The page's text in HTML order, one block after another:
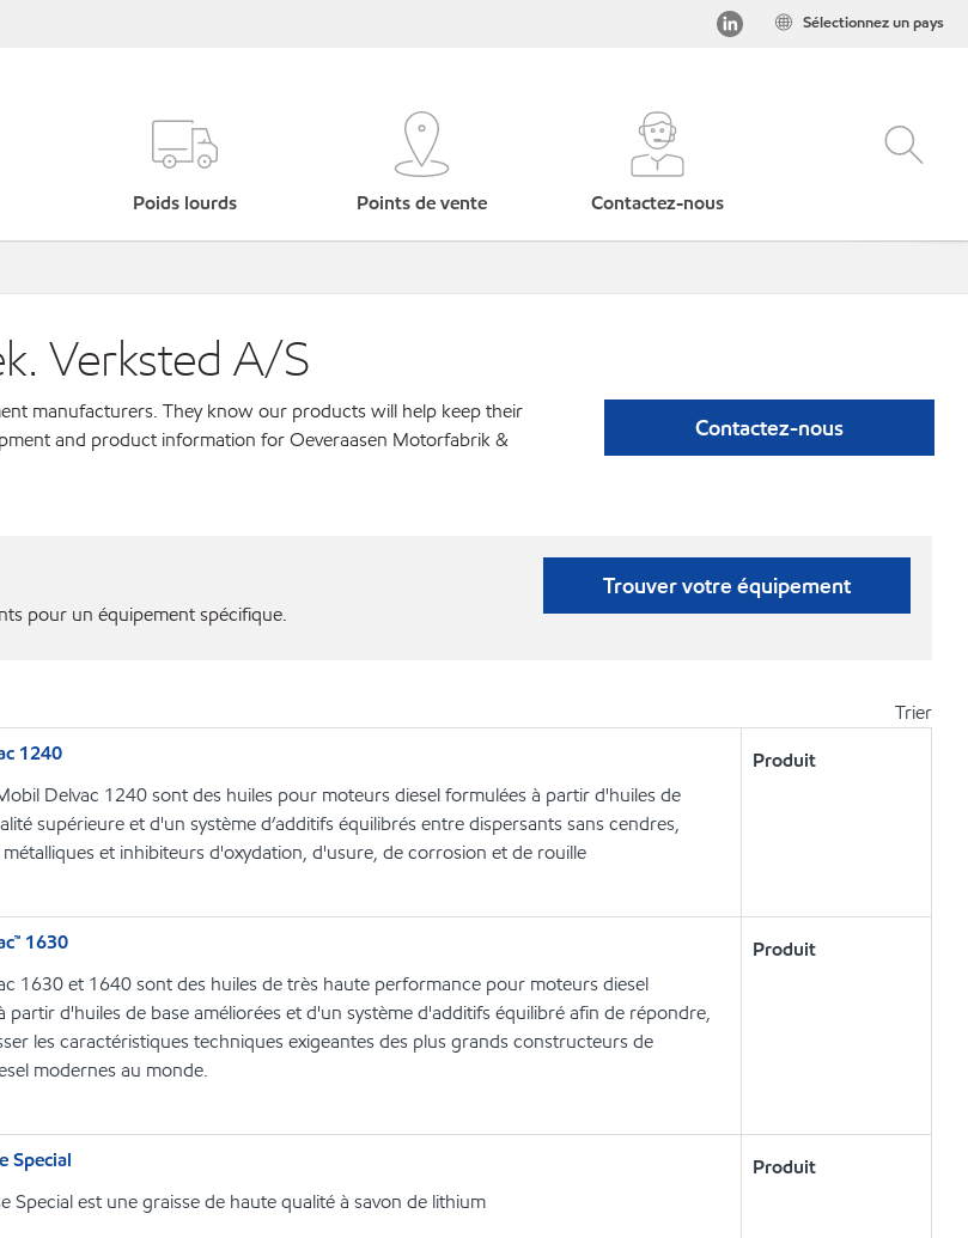
Sélectionnez un pays
Poids lourds Points de vente Contactez-nous
Verksted A/S
manufacturers. They know our products will help keep their
and product information for Oeveraasen Motorfabrik &
Contactez-nous
pour un équipement spécifique.
Trouver votre équipement
Trier
1240
Delvac 1240 sont des huiles pour moteurs diesel formulées à partir d'huiles de
supérieure et d'un système d’additifs équilibrés entre dispersants sans cendres,
et inhibiteurs d'oxydation, d'usure, de corrosion et de rouille
Produit
1630
1630 et 1640 sont des huiles de très haute performance pour moteurs diesel
partir d'huiles de base améliorées et d'un système d'additifs équilibré afin de répondre,
les caractéristiques techniques exigeantes des plus grands constructeurs de
modernes au monde.
Produit
Special
Special est une graisse de haute qualité à savon de lithium
Produit